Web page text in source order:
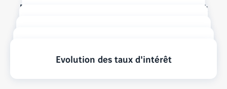
Pour mieux préparer votre projet
Evolution des taux d'intérêt